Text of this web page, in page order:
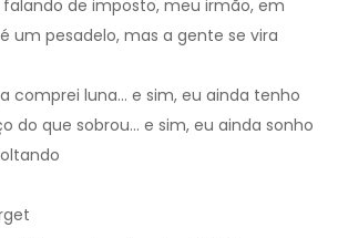
de imposto, meu irmão, em
um pesadelo, mas a gente se vira
comprei luna... e sim, eu ainda tenho
do que sobrou... e sim, eu ainda sonho